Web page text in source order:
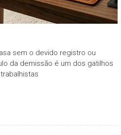
sem o devido registro ou
da demissão é um dos gatilhos